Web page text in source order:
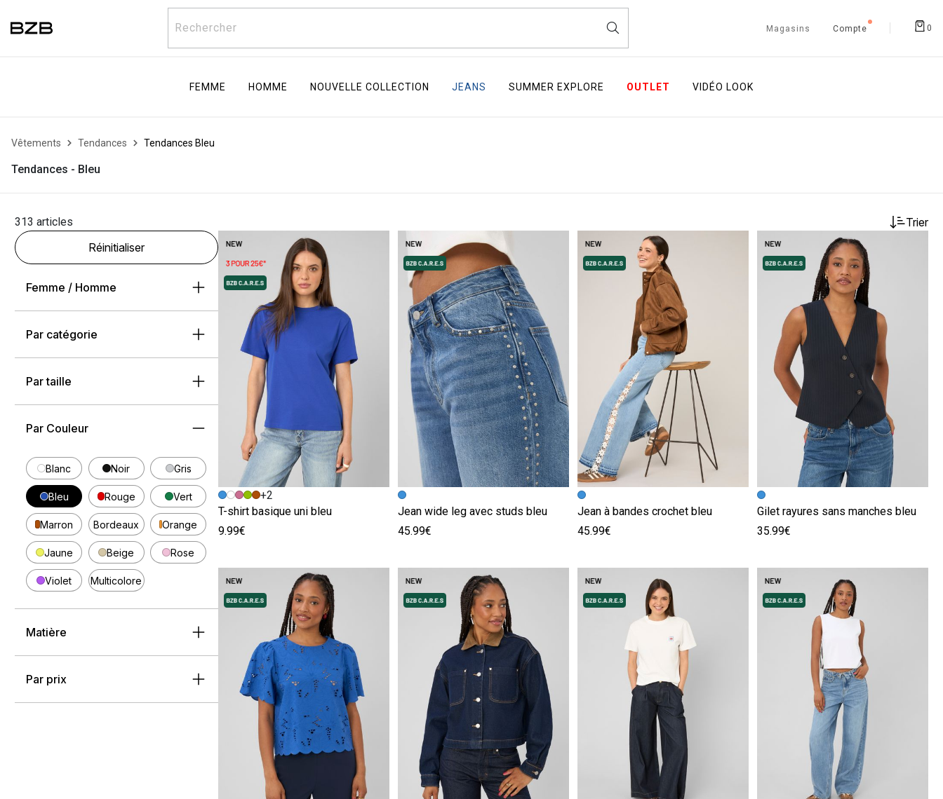
Rechercher Magasins Compte 0
FEMME HOMME NOUVELLE COLLECTION JEANS SUMMER EXPLORE OUTLET VIDÉO LOOK
Vêtements Tendances Tendances Bleu
Tendances - Bleu
313 articles
Trier
Réinitialiser
Femme / Homme
Par catégorie
Par taille
Par Couleur
Blanc Noir Gris
Bleu Rouge Vert
Marron Bordeaux Orange
Jaune Beige Rose
Violet Multicolore
Matière
Par prix
Image précédente
Image suivante
+2
T-shirt basique uni bleu
9.99€
Image précédente
Image suivante
Jean wide leg avec studs bleu
45.99€
Image précédente
Image suivante
Jean à bandes crochet bleu
45.99€
Image précédente
Image suivante
Gilet rayures sans manches bleu
35.99€